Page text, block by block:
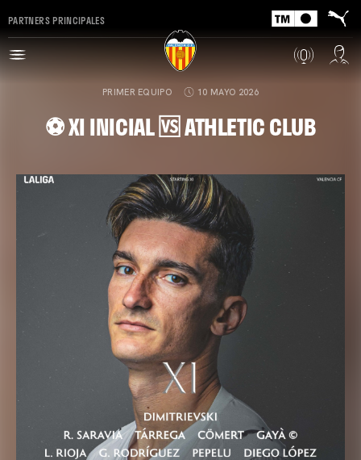
PARTNERS PRINCIPALES
PRIMER EQUIPO 10 MAYO 2026
⚽ XI INICIAL 🆚 ATHLETIC CLUB